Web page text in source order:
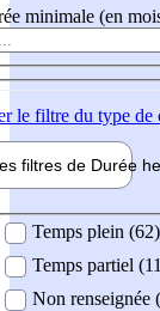
minimale (en
le filtre du type de
filtres de Durée
Temps plein (62)
Temps partiel
Non renseignée